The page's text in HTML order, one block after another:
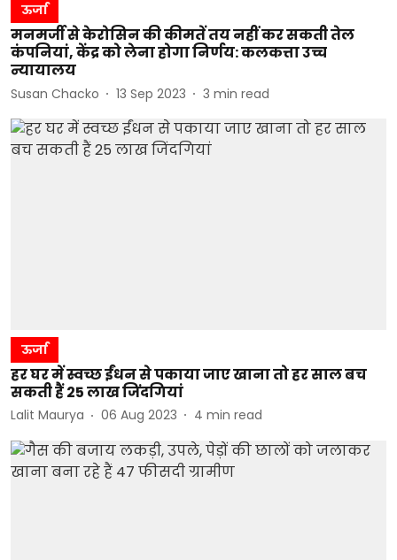
ऊर्जा
मनमर्जी से केरोसिन की कीमतें तय नहीं कर सकती तेल
कंपनियां, केंद्र को लेना होगा निर्णय: कलकत्ता उच्च
न्यायालय
Susan Chacko 13 Sep 2023 3 min read
ऊर्जा
हर घर में स्वच्छ ईंधन से पकाया जाए खाना तो हर साल बच
सकती हैं 25 लाख जिंदगियां
Lalit Maurya 06 Aug 2023 4 min read